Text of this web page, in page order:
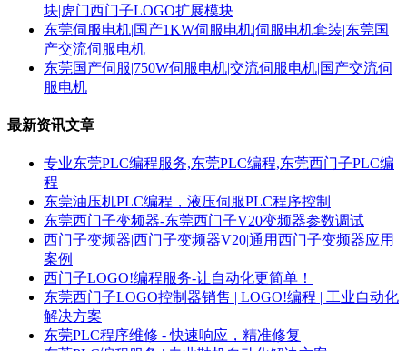
块|虎门西门子LOGO扩展模块
东莞伺服电机|国产1KW伺服电机|伺服电机套装|东莞国
产交流伺服电机
东莞国产伺服|750W伺服电机|交流伺服电机|国产交流伺
服电机
最新资讯文章
专业东莞PLC编程服务,东莞PLC编程,东莞西门子PLC编
程
东莞油压机PLC编程，液压伺服PLC程序控制
东莞西门子变频器-东莞西门子V20变频器参数调试
西门子变频器|西门子变频器V20|通用西门子变频器应用
案例
西门子LOGO!编程服务-让自动化更简单！
东莞西门子LOGO控制器销售 | LOGO!编程 | 工业自动化
解决方案
东莞PLC程序维修 - 快速响应，精准修复